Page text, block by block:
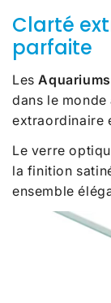
Clarté
parfaite
Les
dans le
extraordinaire
Le verre
la finition
ensemble